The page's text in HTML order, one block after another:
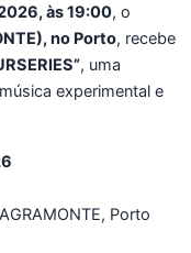
às 19:00, o
no Porto, recebe
, uma
experimental e
Porto